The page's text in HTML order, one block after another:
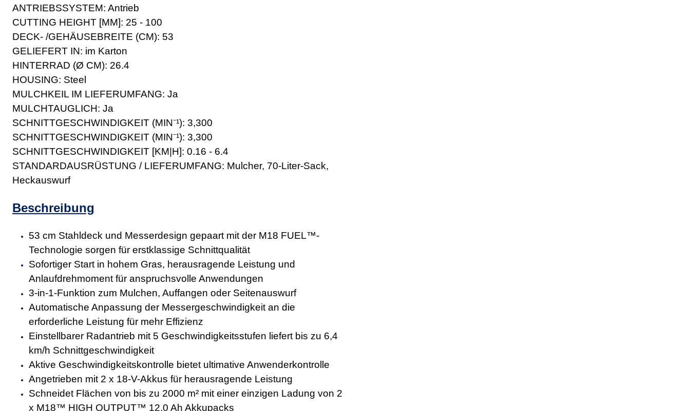
ANTRIEBSSYSTEM: Antrieb
CUTTING HEIGHT [MM]: 25 - 100
DECK- /GEHÄUSEBREITE (CM): 53
GELIEFERT IN: im Karton
HINTERRAD (Ø CM): 26.4
HOUSING: Steel
MULCHKEIL IM LIEFERUMFANG: Ja
MULCHTAUGLICH: Ja
SCHNITTGESCHWINDIGKEIT (MIN⁻¹): 3,300
SCHNITTGESCHWINDIGKEIT (MIN⁻¹): 3,300
SCHNITTGESCHWINDIGKEIT [KM|H]: 0.16 - 6.4
STANDARDAUSRÜSTUNG / LIEFERUMFANG: Mulcher, 70-Liter-Sack,
Heckauswurf
Beschreibung
53 cm Stahldeck und Messerdesign gepaart mit der M18 FUEL™-
Technologie sorgen für erstklassige Schnittqualität
Sofortiger Start in hohem Gras, herausragende Leistung und
Anlaufdrehmoment für anspruchsvolle Anwendungen
3-in-1-Funktion zum Mulchen, Auffangen oder Seitenauswurf
Automatische Anpassung der Messergeschwindigkeit an die
erforderliche Leistung für mehr Effizienz
Einstellbarer Radantrieb mit 5 Geschwindigkeitsstufen liefert bis zu 6,4
km/h Schnittgeschwindigkeit
Aktive Geschwindigkeitskontrolle bietet ultimative Anwenderkontrolle
Angetrieben mit 2 x 18-V-Akkus für herausragende Leistung
Schneidet Flächen von bis zu 2000 m² mit einer einzigen Ladung von 2
x M18™ HIGH OUTPUT™ 12,0 Ah Akkupacks